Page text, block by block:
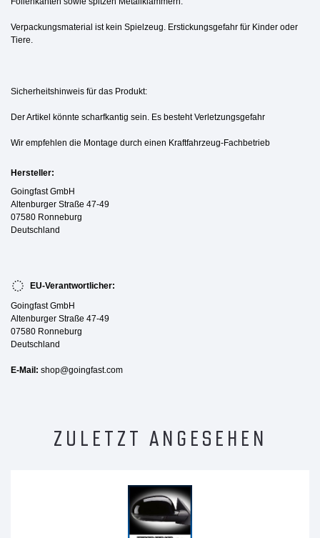
Verpackungsmaterial ist kein Spielzeug. Erstickungsgefahr für Kinder oder
Tiere.
Sicherheitshinweis für das Produkt:
Der Artikel könnte scharfkantig sein. Es besteht Verletzungsgefahr
Wir empfehlen die Montage durch einen Kraftfahrzeug-Fachbetrieb
Hersteller:
Goingfast GmbH
Altenburger Straße 47-49
07580 Ronneburg
Deutschland
EU-Verantwortlicher:
Goingfast GmbH
Altenburger Straße 47-49
07580 Ronneburg
Deutschland
E-Mail: shop@goingfast.com
ZULETZT ANGESEHEN